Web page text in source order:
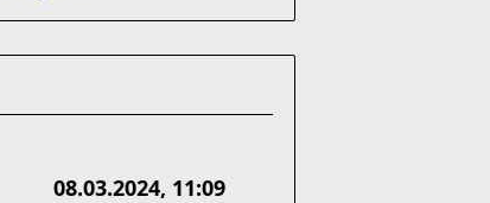
08.03.2024, 11:09